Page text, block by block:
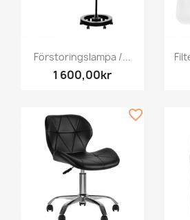
Förstoringslampa /...
1 600,00kr
favorite_border